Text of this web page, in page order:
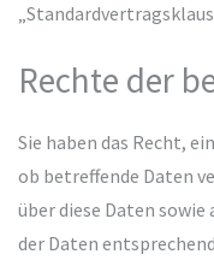
Rechte der
Sie haben das Recht,
ob betreffende Daten
über diese Daten
der Daten entsprechend